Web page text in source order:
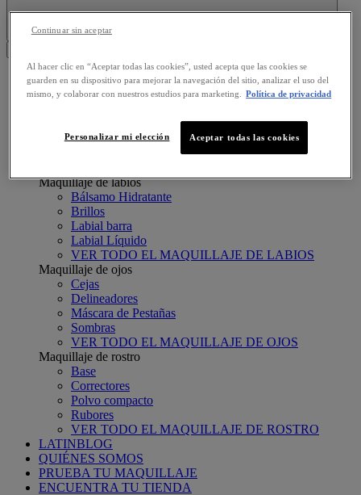
Search this site
NUESTROS PRODUCTOS
NUESTROS PRODUCTOS
Esmaltes color
Maquillaje de labios
Bálsamo Hidratante
Brillos
Labial barra
Labial Líquido
VER TODO EL MAQUILLAJE DE LABIOS
Maquillaje de ojos
Cejas
Delineadores
Máscara de Pestañas
Sombras
VER TODO EL MAQUILLAJE DE OJOS
Maquillaje de rostro
Base
Correctores
Polvo compacto
Rubores
VER TODO EL MAQUILLAJE DE ROSTRO
LATINBLOG
QUIÉNES SOMOS
PRUEBA TU MAQUILLAJE
ENCUENTRA TU TIENDA
Al hacer clic en “Aceptar todas las cookies”, usted acepta que las cookies se
guarden en su dispositivo para mejorar la navegación del sitio, analizar el uso del
mismo, y colaborar con nuestros estudios para marketing.
Política de privacidad
Aceptar todas las cookies
Personalizar mi elección
Continuar sin aceptar